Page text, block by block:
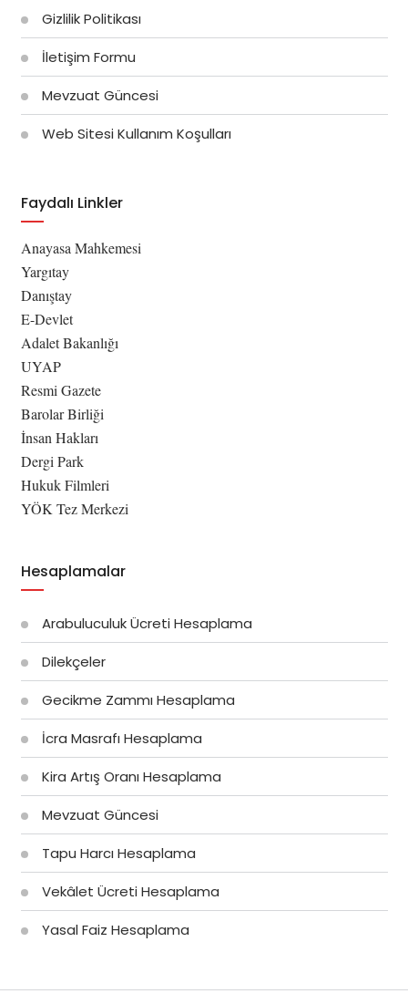
Gizlilik Politikası
İletişim Formu
Mevzuat Güncesi
Web Sitesi Kullanım Koşulları
Faydalı Linkler
Anayasa Mahkemesi
Yargıtay
Danıştay
E-Devlet
Adalet Bakanlığı
UYAP
Resmi Gazete
Barolar Birliği
İnsan Hakları
Dergi Park
Hukuk Filmleri
YÖK Tez Merkezi
Hesaplamalar
Arabuluculuk Ücreti Hesaplama
Dilekçeler
Gecikme Zammı Hesaplama
İcra Masrafı Hesaplama
Kira Artış Oranı Hesaplama
Mevzuat Güncesi
Tapu Harcı Hesaplama
Vekâlet Ücreti Hesaplama
Yasal Faiz Hesaplama